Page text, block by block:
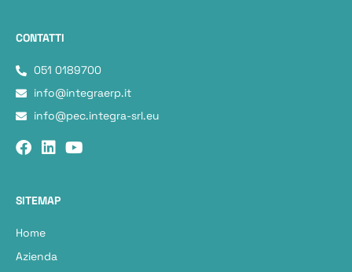
CONTATTI
051 0189700
info@integraerp.it
info@pec.integra-srl.eu
SITEMAP
Home
Azienda